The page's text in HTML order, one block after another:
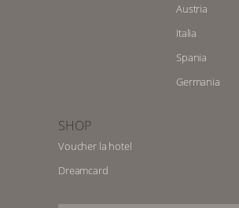
Austria
Italia
Spania
Germania
SHOP
Voucher la hotel
Dreamcard